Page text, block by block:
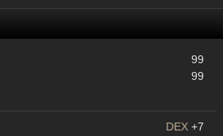
99
99
DEX +7